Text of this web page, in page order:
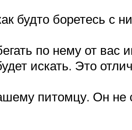
будто боретесь с
по нему от вас
искать. Это
питомцу. Он не